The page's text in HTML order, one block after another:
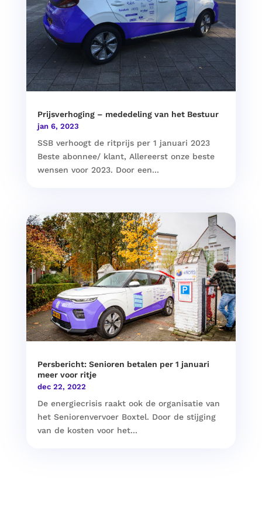
Prijsverhoging – mededeling van het Bestuur
jan 6, 2023
SSB verhoogt de ritprijs per 1 januari 2023
Beste abonnee/ klant, Allereerst onze beste
wensen voor 2023. Door een...
Persbericht: Senioren betalen per 1 januari
meer voor ritje
dec 22, 2022
De energiecrisis raakt ook de organisatie van
het Seniorenvervoer Boxtel. Door de stijging
van de kosten voor het...